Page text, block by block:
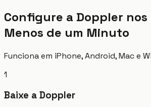
Configure a Doppler nos
Menos de um Minuto
Funciona em iPhone, Android, Mac e
1
Baixe a Doppler